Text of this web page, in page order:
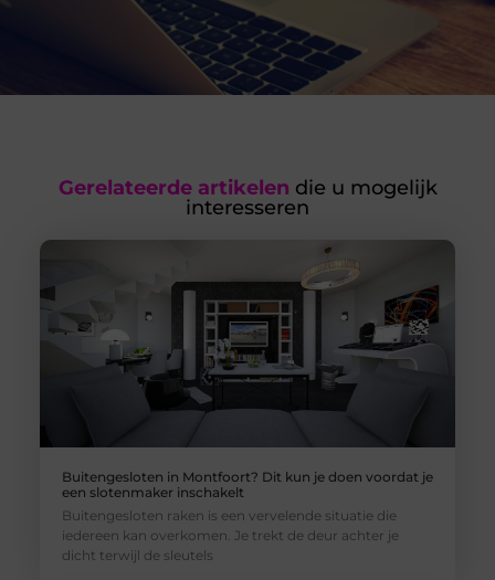
Gerelateerde artikelen die u mogelijk
interesseren
Buitengesloten in Montfoort? Dit kun je doen voordat je
een slotenmaker inschakelt
Buitengesloten raken is een vervelende situatie die
iedereen kan overkomen. Je trekt de deur achter je
dicht terwijl de sleutels